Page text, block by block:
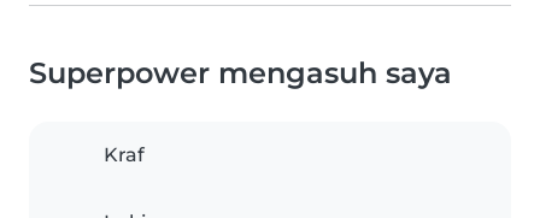
Superpower mengasuh saya
Kraf